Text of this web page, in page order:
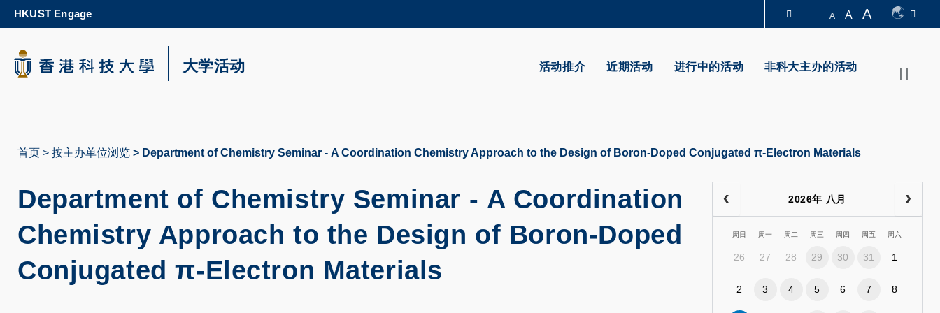
content
更多科大概览
科大新闻 生活@科大 图书馆
HKUST Engage A A A
活动推介 近期活动 进行中的活动 非科大主办的活动
大学活动
包
首页 按主办单位浏览 Department of Chemistry Seminar - A Coordination Chemistry Approach to the Design of Boron-Doped Conjugated π-Electron Materials
Department of Chemistry Seminar - A Coordination
Chemistry Approach to the Design of Boron-Doped
Conjugated π-Electron Materials
2026年 八月
周日 周一 周二 周三 周四 周五 周六
26 27 28 29 30 31 1
2 3 4 5 6 7 8